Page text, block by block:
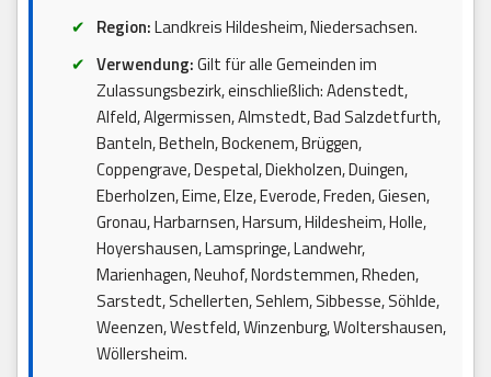
Region:Landkreis Hildesheim, Niedersachsen.
Verwendung:Gilt für alle Gemeinden im
Zulassungsbezirk, einschließlich: Adenstedt,
Alfeld, Algermissen, Almstedt, Bad Salzdetfurth,
Banteln, Betheln, Bockenem, Brüggen,
Coppengrave, Despetal, Diekholzen, Duingen,
Eberholzen, Eime, Elze, Everode, Freden, Giesen,
Gronau, Harbarnsen, Harsum, Hildesheim, Holle,
Hoyershausen, Lamspringe, Landwehr,
Marienhagen, Neuhof, Nordstemmen, Rheden,
Sarstedt, Schellerten, Sehlem, Sibbesse, Söhlde,
Weenzen, Westfeld, Winzenburg, Woltershausen,
Wöllersheim.